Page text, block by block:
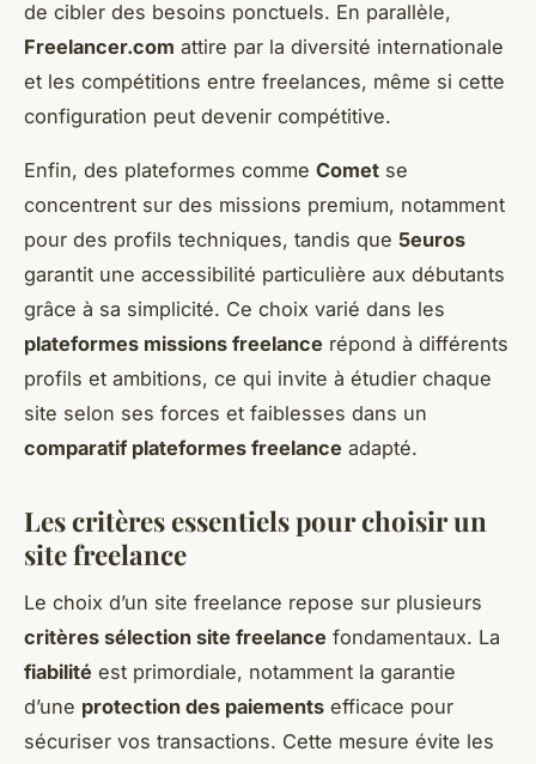
de cibler des besoins ponctuels. En parallèle,
Freelancer.com attire par la diversité internationale
et les compétitions entre freelances, même si cette
configuration peut devenir compétitive.
Enfin, des plateformes comme Comet se
concentrent sur des missions premium, notamment
pour des profils techniques, tandis que 5euros
garantit une accessibilité particulière aux débutants
grâce à sa simplicité. Ce choix varié dans les
plateformes missions freelance répond à différents
profils et ambitions, ce qui invite à étudier chaque
site selon ses forces et faiblesses dans un
comparatif plateformes freelance adapté.
Les critères essentiels pour choisir un
site freelance
Le choix d’un site freelance repose sur plusieurs
critères sélection site freelance fondamentaux. La
fiabilité est primordiale, notamment la garantie
d’une protection des paiements efficace pour
sécuriser vos transactions. Cette mesure évite les